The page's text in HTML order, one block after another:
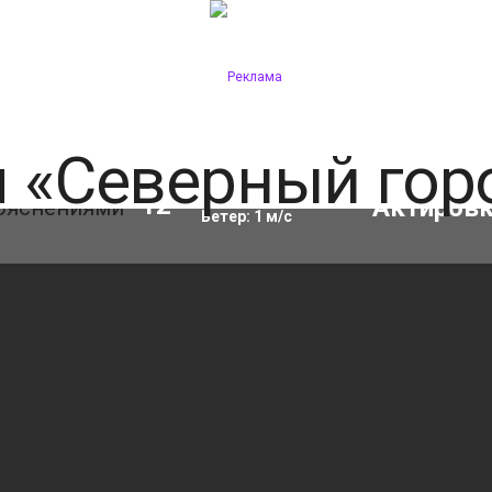
12°C Влажность:67
Ветер: 1 м/с